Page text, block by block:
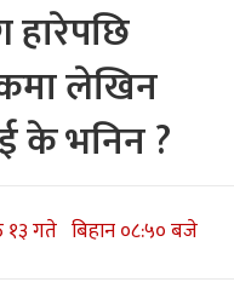
लेखिन
के भनिन ?
गते बिहान ०८:५० बजे